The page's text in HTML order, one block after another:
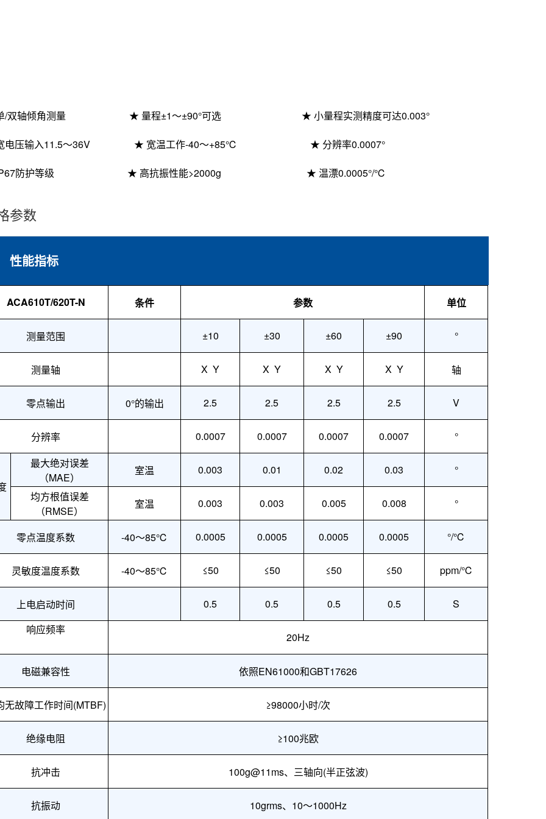
/双轴倾角测量 ★ 量程±1～±90°可选 ★ 小量程实测精度可达0.003°
压输入11.5～36V ★ 宽温工作-40～+85℃ ★ 分辨率0.0007°
防护等级 ★ 高抗振性能>2000g ★ 温漂0.0005°/℃
参数
性能指标
ACA610T/620T-N 条件 参数 单位
测量范围 ±10 ±30 ±60 ±90 °
测量轴 X Y X Y X Y X Y 轴
零点输出 0°的输出 2.5 2.5 2.5 2.5 V
分辨率 0.0007 0.0007 0.0007 0.0007 °
最大绝对误差
（MAE）
室温 0.003 0.01 0.02 0.03
°
均方根值误差
（RMSE）
室温 0.003 0.003 0.005 0.008 °
零点温度系数 -40～85℃ 0.0005 0.0005 0.0005 0.0005 °/℃
灵敏度温度系数 -40～85℃ ≤50 ≤50 ≤50 ≤50 ppm/℃
上电启动时间 0.5 0.5 0.5 0.5
S
响应频率
20Hz
电磁兼容性 依照EN61000和GBT17626
无故障工作时间(MTBF) ≥98000小时/次
绝缘电阻 ≥100兆欧
抗冲击 100g@11ms、三轴向(半正弦波)
抗振动 10grms、10～1000Hz